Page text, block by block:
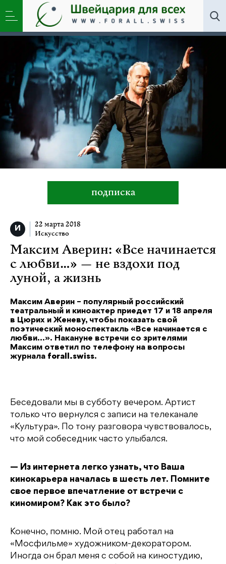
Искусство ,Новости»Максим Аверин: «Все
начинается с любви…» — не вздохи под луной, а
подписка
22 марта 2018
Искусство
Максим Аверин: «Все начинается
с любви…» — не вздохи под
луной, а жизнь
Максим Аверин – популярный российский
театральный и киноактер приедет 17 и 18 апреля
в Цюрих и Женеву, чтобы показать свой
поэтический моноспектакль «Все начинается с
любви…». Накануне встречи со зрителями
Максим ответил по телефону на вопросы
журнала forall.swiss.
Беседовали мы в субботу вечером. Артист
только что вернулся с записи на телеканале
«Культура». По тону разговора чувствовалось,
что мой собеседник часто улыбался.
— Из интернета легко узнать, что Ваша
кинокарьера началась в шесть лет. Помните
свое первое впечатление от встречи с
киномиром? Как это было?
Конечно, помню. Мой отец работал на
«Мосфильме» художником-декоратором.
Иногда он брал меня с собой на киностудию,